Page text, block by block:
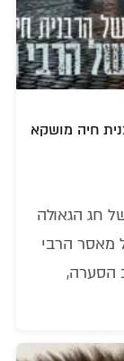
חיה מושקא
חג הגאולה
מאסר הרבי
הסערה,